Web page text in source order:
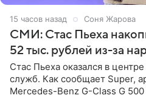
15 часов назад Соня Жарова
СМИ: Стас Пьеха
52 тыс. рублей из-за
Стас Пьеха оказался в
служб. Как сообщает Super,
Mercedes-Benz G-Class G